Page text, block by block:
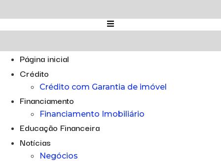
para
o
Página inicial
Crédito
Crédito com Garantia de imóvel
Financiamento
Financiamento Imobiliário
Educação Financeira
Notícias
Negócios